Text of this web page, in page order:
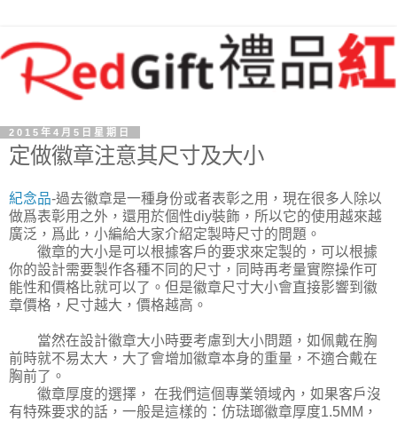
2015年4月5日星期日
定做徽章注意其尺寸及大小
紀念品-過去徽章是一種身份或者表彰之用，現在很多人除以
做爲表彰用之外，還用於個性diy裝飾，所以它的使用越來越
廣泛，爲此，小編給大家介紹定製時尺寸的問題。
徽章的大小是可以根據客戶的要求來定製的，可以根據
你的設計需要製作各種不同的尺寸，同時再考量實際操作可
能性和價格比就可以了。但是徽章尺寸大小會直接影響到徽
章價格，尺寸越大，價格越高。
當然在設計徽章大小時要考慮到大小問題，如佩戴在胸
前時就不易太大，大了會增加徽章本身的重量，不適合戴在
胸前了。
徽章厚度的選擇， 在我們這個專業領域內，如果客戶沒
有特殊要求的話，一般是這樣的：仿琺瑯徽章厚度1.5MM，